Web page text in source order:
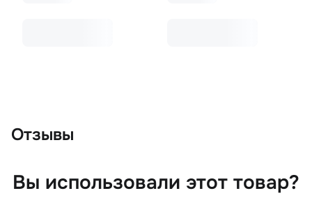
Отзывы
Вы использовали этот товар?